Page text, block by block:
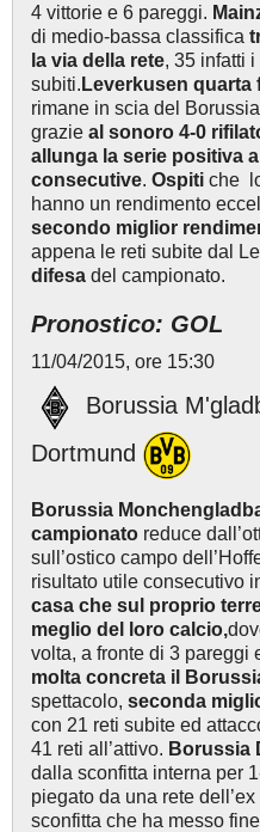
4 vittorie e 6 pareggi.
di medio-bassa classifica
la via della rete, 35 infatti
subiti. Leverkusen quarta
rimane in scia del
grazie al sonoro 4-0
allunga la serie positiva
consecutive. Ospiti che
hanno un rendimento
secondo miglior
appena le reti subite dal
difesa del campionato.
Pronostico: GOL
11/04/2015, ore 15:30
Borussia
Dortmund
Borussia
campionato reduce
sull’ostico campo
risultato utile consecutivo
casa che sul proprio
meglio del loro calcio,
volta, a fronte di 3 pareggi
molta concreta il
spettacolo, seconda
con 21 reti subite ed
41 reti all’attivo. Borussia
dalla sconfitta interna per
piegato da una rete
sconfitta che ha messo